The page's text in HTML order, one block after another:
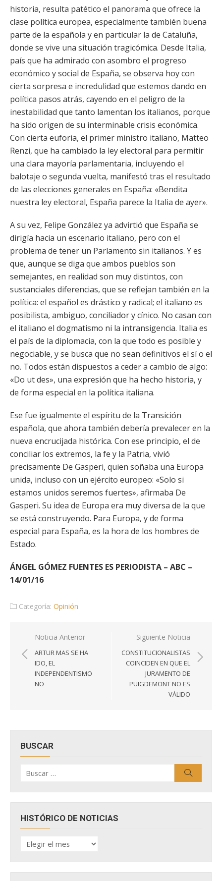
historia, resulta patético el panorama que ofrece la
clase política europea, especialmente también buena
parte de la española y en particular la de Cataluña,
donde se vive una situación tragicómica. Desde Italia,
país que ha admirado con asombro el progreso
económico y social de España, se observa hoy con
cierta sorpresa e incredulidad que estemos dando en
política pasos atrás, cayendo en el peligro de la
inestabilidad que tanto lamentan los italianos, porque
ha sido origen de su interminable crisis económica.
Con cierta euforia, el primer ministro italiano, Matteo
Renzi, que ha cambiado la ley electoral para permitir
una clara mayoría parlamentaria, incluyendo el
balotaje o segunda vuelta, manifestó tras el resultado
de las elecciones generales en España: «Bendita
nuestra ley electoral, España parece la Italia de ayer».
A su vez, Felipe González ya advirtió que España se
dirigía hacia un escenario italiano, pero con el
problema de tener un Parlamento sin italianos. Y es
que, aunque se diga que ambos pueblos son
semejantes, en realidad son muy distintos, con
sustanciales diferencias, que se reflejan también en la
política: el español es drástico y radical; el italiano es
posibilista, ambiguo, conciliador y cínico. No casan con
el italiano el dogmatismo ni la intransigencia. Italia es
el país de la diplomacia, con la que todo es posible y
negociable, y se busca que no sean definitivos el sí o el
no. Todos están dispuestos a ceder a cambio de algo:
«Do ut des», una expresión que ha hecho historia, y
de forma especial en la política italiana.
Ese fue igualmente el espíritu de la Transición
española, que ahora también debería prevalecer en la
nueva encrucijada histórica. Con ese principio, el de
conciliar los extremos, la fe y la Patria, vivió
precisamente De Gasperi, quien soñaba una Europa
unida, incluso con un ejército europeo: «Solo si
estamos unidos seremos fuertes», afirmaba De
Gasperi. Su idea de Europa era muy diversa de la que
se está construyendo. Para Europa, y de forma
especial para España, es la hora de los hombres de
Estado.
ÁNGEL GÓMEZ FUENTES ES PERIODISTA – ABC –
14/01/16
Categoría: Opinión
Navegación
de
entradas
Noticia Anterior
ARTUR MAS SE HA
IDO, EL
INDEPENDENTISMO
NO
Siguiente Noticia
CONSTITUCIONALISTAS
COINCIDEN EN QUE EL
JURAMENTO DE
PUIGDEMONT NO ES
VÁLIDO
BUSCAR
por:
HISTÓRICO DE NOTICIAS
HISTÓRICO
DE